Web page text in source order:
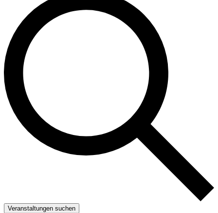
Veranstaltungen suchen